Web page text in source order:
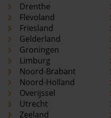
Drenthe
Flevoland
Friesland
Gelderland
Groningen
Limburg
Noord-Brabant
Noord-Holland
Overijssel
Utrecht
Zeeland